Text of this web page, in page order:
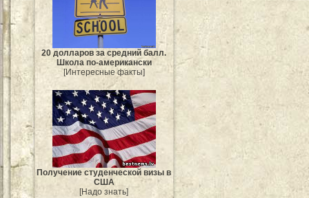
20 долларов за средний балл.
Школа по-американски
[Интересные факты]
Получение студенческой визы в
США
[Надо знать]